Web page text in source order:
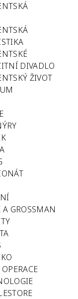
DIVADLO
ŽIVOT
GROSSMAN